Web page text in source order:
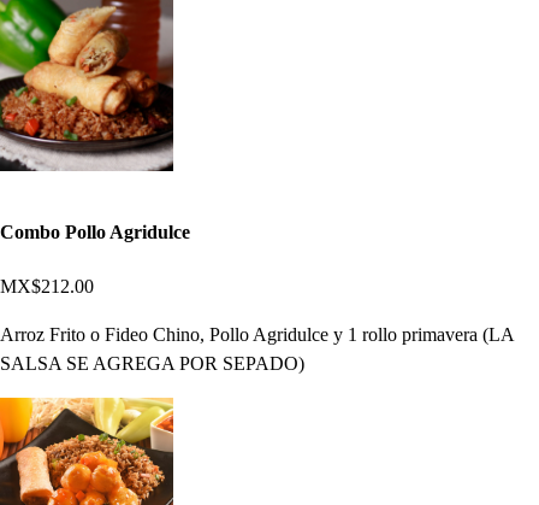
Combo Pollo Agridulce
MX$212.00
Arroz Frito o Fideo Chino, Pollo Agridulce y 1 rollo primavera (LA
SALSA SE AGREGA POR SEPADO)